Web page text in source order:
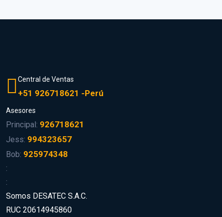
Central de Ventas
+51 926718621 -Perú
Asesores
Principal: 926718621
Jess: 994323657
Bob: 925974348
:
:
Somos DESATEC S.A.C.
RUC 20614945860